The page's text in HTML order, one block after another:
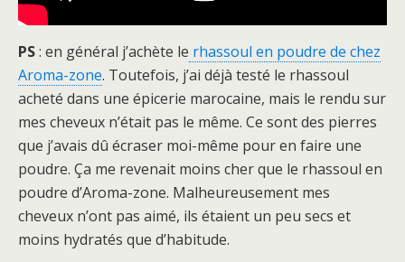
PS: en général j’achète le rhassoul en poudre de chez
Aroma-zone. Toutefois, j’ai déjà testé le rhassoul
acheté dans une épicerie marocaine, mais le rendu sur
mes cheveux n’était pas le même. Ce sont des pierres
que j’avais dû écraser moi-même pour en faire une
poudre. Ça me revenait moins cher que le rhassoul en
poudre d’Aroma-zone. Malheureusement mes
cheveux n’ont pas aimé, ils étaient un peu secs et
moins hydratés que d’habitude.